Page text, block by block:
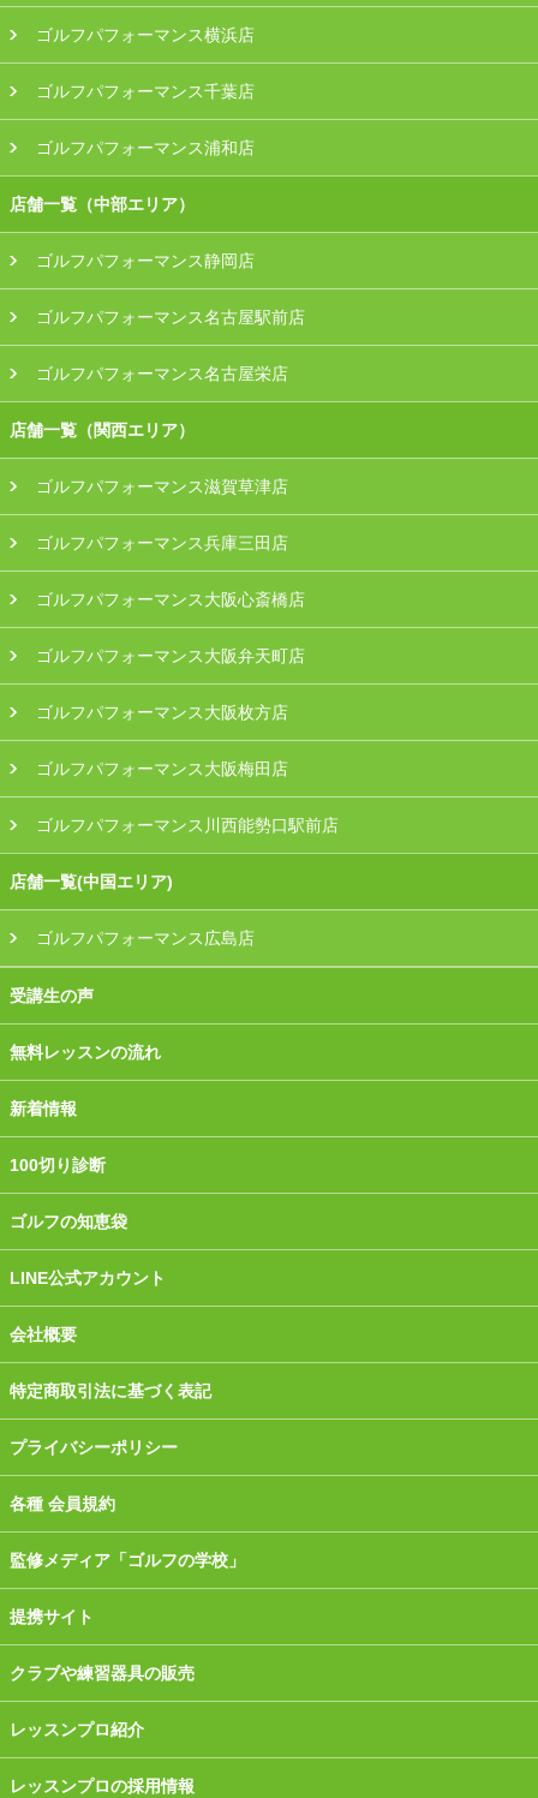
ゴルフパフォーマンス横浜店
ゴルフパフォーマンス千葉店
ゴルフパフォーマンス浦和店
店舗一覧（中部エリア）
ゴルフパフォーマンス静岡店
ゴルフパフォーマンス名古屋駅前店
ゴルフパフォーマンス名古屋栄店
店舗一覧（関西エリア）
ゴルフパフォーマンス滋賀草津店
ゴルフパフォーマンス兵庫三田店
ゴルフパフォーマンス大阪心斎橋店
ゴルフパフォーマンス大阪弁天町店
ゴルフパフォーマンス大阪枚方店
ゴルフパフォーマンス大阪梅田店
ゴルフパフォーマンス川西能勢口駅前店
店舗一覧(中国エリア)
ゴルフパフォーマンス広島店
受講生の声
無料レッスンの流れ
新着情報
100切り診断
ゴルフの知恵袋
LINE公式アカウント
会社概要
特定商取引法に基づく表記
プライバシーポリシー
各種 会員規約
監修メディア「ゴルフの学校」
提携サイト
クラブや練習器具の販売
レッスンプロ紹介
レッスンプロの採用情報